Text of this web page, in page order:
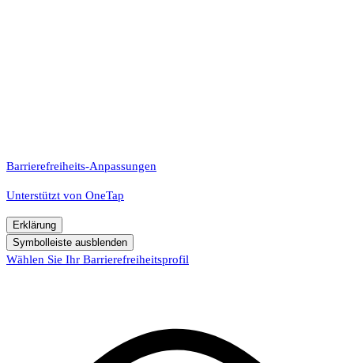
Barrierefreiheits-Anpassungen
Unterstützt von OneTap
Erklärung
Symbolleiste ausblenden
Wählen Sie Ihr Barrierefreiheitsprofil